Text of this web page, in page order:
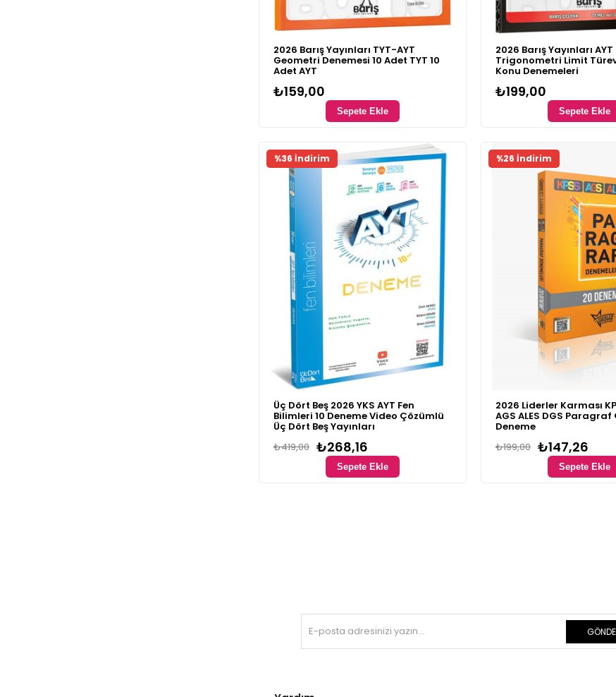
2026 Barış Yayınları TYT-AYT
Geometri Denemesi 10 Adet TYT 10
Adet AYT
₺159,00
Sepete Ekle
2026 Barış Yayınları
Trigonometri Limit
Konu Denemeleri
₺199,00
Sepete Ekle
Üç Dört Beş 2026 YKS AYT Fen
Bilimleri 10 Deneme Video Çözümlü
Üç Dört Beş Yayınları
₺268,16
₺419,00
Sepete Ekle
%36 İndirim
2026 Liderler Karması
AGS ALES DGS
Deneme
₺147,26
₺199,00
Sepete Ekle
%26 İndirim